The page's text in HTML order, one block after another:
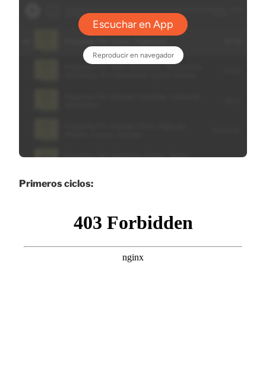
Primeros ciclos: